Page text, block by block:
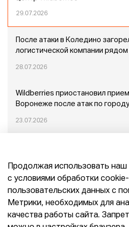
29.07.2026
После атаки в Коледино
логистической компании
28.07.2026
Wildberries приостановил
Воронеже после атак по
23.07.2026
Конец эпохи маркетплейсов:
Mr.Doors Максима Валецкого
Продолжая использовать
с условиями обработки
пользовательских данных с
Метрики, необходимых для
качества работы сайта.